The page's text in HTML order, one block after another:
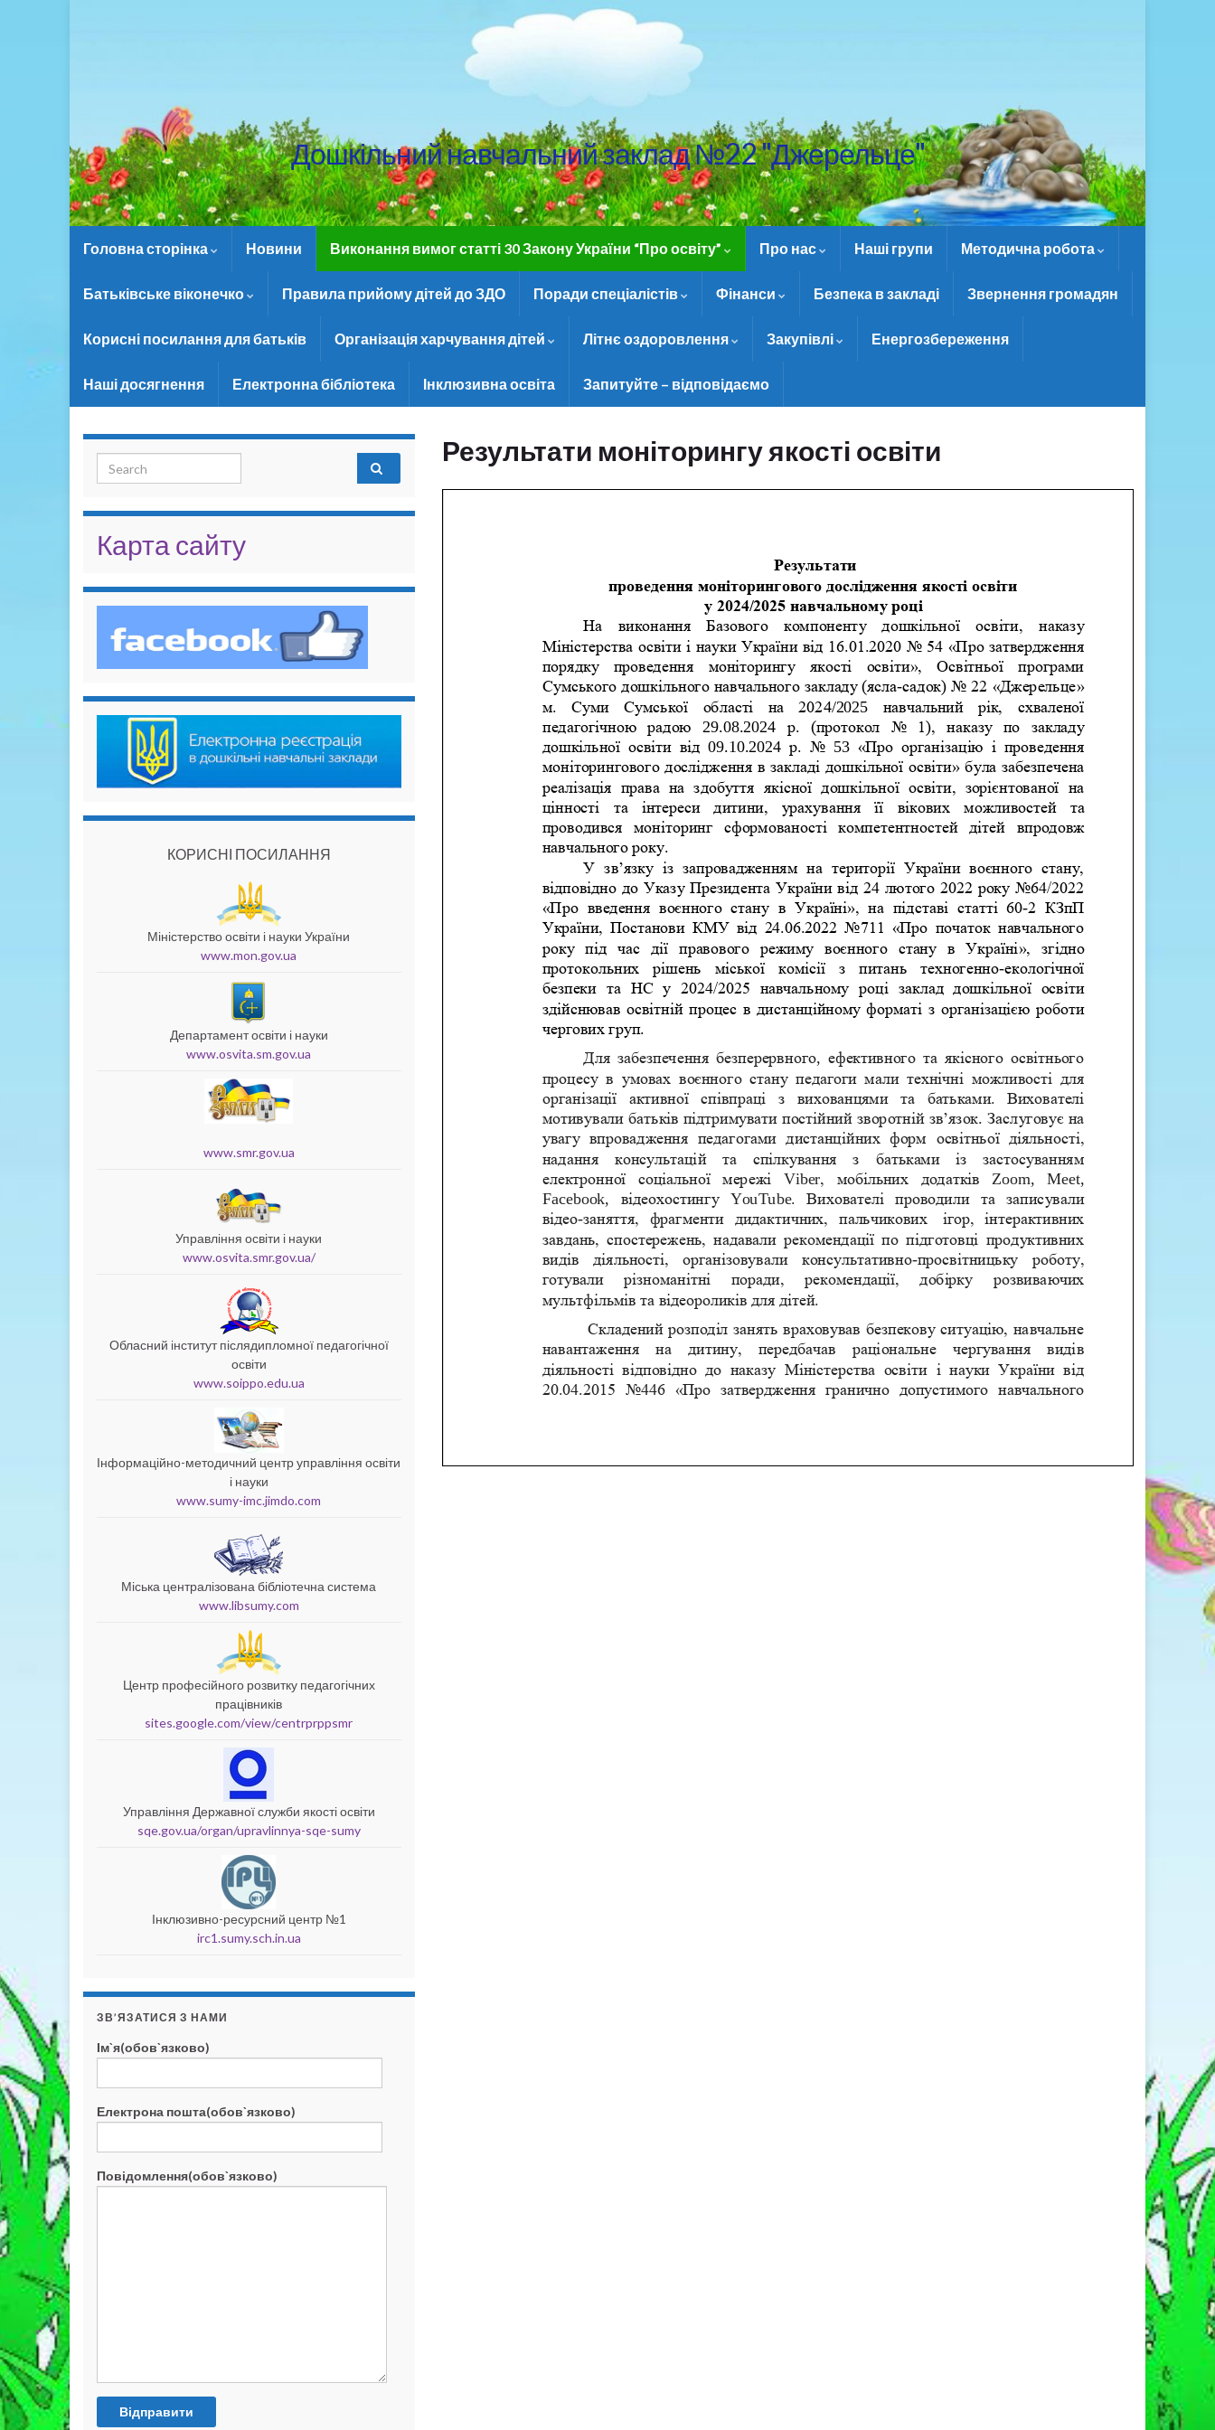
Дошкільний навчальний заклад №22 "Джерельце"
Головна сторінка Новини Виконання вимог статті 30 Закону України “Про освіту” Про нас Наші групи Методична робота
Батьківське віконечко Правила прийому дітей до ЗДО Поради спеціалістів Фінанси Безпека в закладі Звернення громадян
Корисні посилання для батьків Організація харчування дітей Літнє оздоровлення Закупівлі Енергозбереження
Наші досягнення Електронна бібліотека Інклюзивна освіта Запитуйте – відповідаємо
Результати моніторингу якості освіти
Search for:
Карта сайту
КОРИСНІ ПОСИЛАННЯ
Міністерство освіти і науки України
www.mon.gov.ua
Департамент освіти і науки
www.osvita.sm.gov.ua
www.smr.gov.ua
Управління освіти і науки
www.osvita.smr.gov.ua/
Обласний інститут післядипломної педагогічної
освіти
www.soippo.edu.ua
Інформаційно-методичний центр управління освіти
і науки
www.sumy-imc.jimdo.com
Міська централізована бібліотечна система
www.libsumy.com
Центр професійного розвитку педагогічних
працівників
sites.google.com/view/centrprppsmr
Управління Державної служби якості освіти
sqe.gov.ua/organ/upravlinnya-sqe-sumy
Інклюзивно-ресурсний центр №1
irc1.sumy.sch.in.ua
ЗВ’ЯЗАТИСЯ З НАМИ
Ім`я(обов`язково)
Електрона пошта(обов`язково)
Повідомлення(обов`язково)